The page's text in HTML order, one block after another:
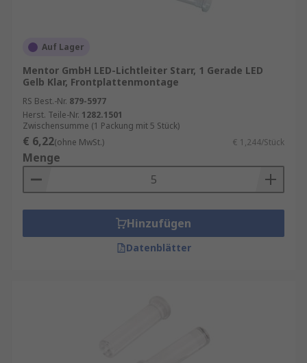
Auf Lager
Mentor GmbH LED-Lichtleiter Starr, 1 Gerade LED
Gelb Klar, Frontplattenmontage
RS Best.-Nr. 879-5977
Herst. Teile-Nr. 1282.1501
Zwischensumme (1 Packung mit 5 Stück)
€ 6,22(ohne MwSt.) € 1,244/Stück
Menge
Hinzufügen
Datenblätter